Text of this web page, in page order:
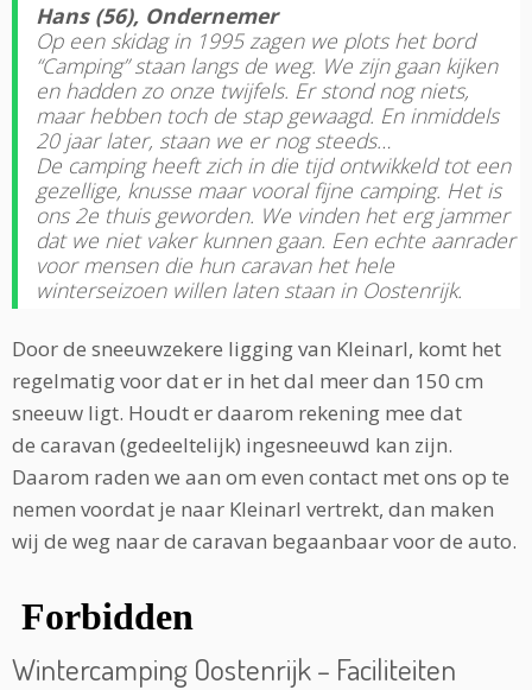
Hans (56), Ondernemer
Op een skidag in 1995 zagen we plots het bord
“Camping” staan langs de weg. We zijn gaan kijken
en hadden zo onze twijfels. Er stond nog niets,
maar hebben toch de stap gewaagd. En inmiddels
20 jaar later, staan we er nog steeds…
De camping heeft zich in die tijd ontwikkeld tot een
gezellige, knusse maar vooral fijne camping. Het is
ons 2e thuis geworden. We vinden het erg jammer
dat we niet vaker kunnen gaan. Een echte aanrader
voor mensen die hun caravan het hele
winterseizoen willen laten staan in Oostenrijk.
Door de sneeuwzekere ligging van Kleinarl, komt het
regelmatig voor dat er in het dal meer dan 150 cm
sneeuw ligt. Houdt er daarom rekening mee dat
de caravan (gedeeltelijk) ingesneeuwd kan zijn.
Daarom raden we aan om even contact met ons op te
nemen voordat je naar Kleinarl vertrekt, dan maken
wij de weg naar de caravan begaanbaar voor de auto.
Wintercamping Oostenrijk – Faciliteiten